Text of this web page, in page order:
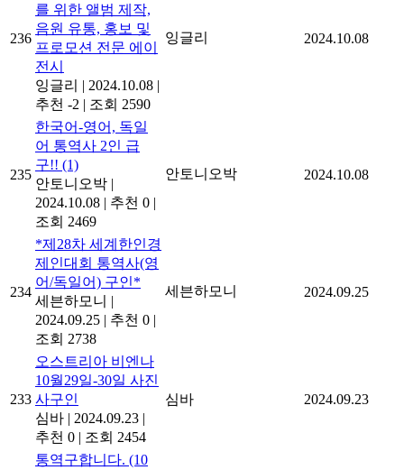
236
를 위한 앨범 제작,
음원 유통, 홍보 및
프로모션 전문 에이
전시
잉글리 | 2024.10.08 |
추천 -2 | 조회 2590
잉글리 2024.10.08
235
한국어-영어, 독일
어 통역사 2인 급
구!! (1)
안토니오박 |
2024.10.08 | 추천 0 |
조회 2469
안토니오박 2024.10.08
234
*제28차 세계한인경
제인대회 통역사(영
어/독일어) 구인*
세븐하모니 |
2024.09.25 | 추천 0 |
조회 2738
세븐하모니 2024.09.25
233
오스트리아 비엔나
10월29일-30일 사진
사구인
심바 | 2024.09.23 |
추천 0 | 조회 2454
심바 2024.09.23
통역구합니다. (10